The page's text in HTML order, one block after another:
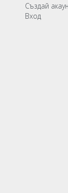
Създай
Вход